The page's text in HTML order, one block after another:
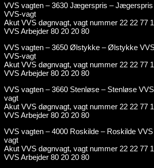
VVS vagten – 3630 Jægerspris –
VVS-vagt
Akut VVS døgnvagt, vagt nummer 22 22 77
VVS Arbejder 80 20 20 80
VVS vagten – 3650 Ølstykke – Ølstykke
VVS-vagt
Akut VVS døgnvagt, vagt nummer 22 22 77
VVS Arbejder 80 20 20 80
VVS vagten – 3660 Stenløse – Stenløse
vagt
Akut VVS døgnvagt, vagt nummer 22 22 77
VVS Arbejder 80 20 20 80
VVS vagten – 4000 Roskilde – Roskilde
vagt
Akut VVS døgnvagt, vagt nummer 22 22 77
VVS Arbejder 80 20 20 80